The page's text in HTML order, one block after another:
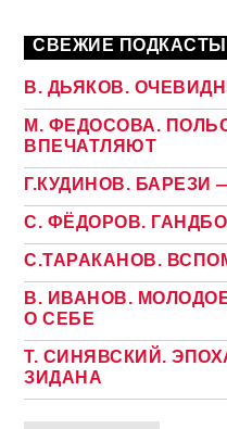
СВЕЖИЕ ПОДКАСТЫ
В. ДЬЯКОВ.
М. ФЕДОСОВА.
ВПЕЧАТЛЯЮТ
Г.КУДИНОВ. БАРЕЗИ
С. ФЁДОРОВ.
С.ТАРАКАНОВ.
В. ИВАНОВ.
О СЕБЕ
Т. СИНЯВСКИЙ.
ЗИДАНА